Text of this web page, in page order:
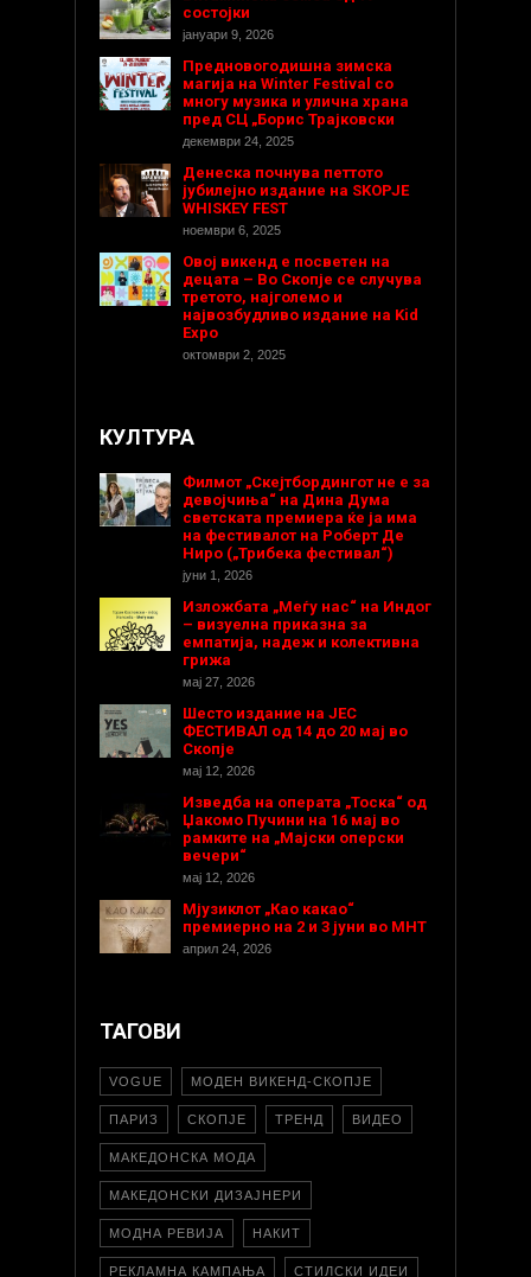
состојки
јануари 9, 2026
Предновогодишнa зимска
магија на Winter Festival со
многу музика и улична храна
пред СЦ „Борис Трајковски
декември 24, 2025
Денеска почнува петтото
јубилејно издание на SKOPJE
WHISKEY FEST
ноември 6, 2025
Овој викенд е посветен на
децата – Во Скопје се случува
третото, најголемо и
највозбудливо издание на Kid
Expo
октомври 2, 2025
КУЛТУРА
Филмот „Скејтбордингот не е за
девојчиња“ на Дина Дума
светската премиера ќе ја има
на фестивалот на Роберт Де
Ниро („Трибека фестивал“)
јуни 1, 2026
Изложбата „Меѓу нас“ на Индог
– визуелна приказна за
емпатија, надеж и колективна
грижа
мај 27, 2026
Шесто издание на ЈЕС
ФЕСТИВАЛ од 14 до 20 мај во
Скопје
мај 12, 2026
Изведба на операта „Тоска“ од
Џакомо Пучини на 16 мај во
рамките на „Мајски оперски
вечери“
мај 12, 2026
Мјузиклот „Као какао“
премиерно на 2 и 3 јуни во МНТ
април 24, 2026
ТАГОВИ
VOGUE МОДЕН ВИКЕНД-СКОПЈЕ
ПАРИЗ СКОПЈЕ ТРЕНД ВИДЕО
МАКЕДОНСКА МОДА
МАКЕДОНСКИ ДИЗАЈНЕРИ
МОДНА РЕВИЈА НАКИТ
РЕКЛАМНА КАМПАЊА СТИЛСКИ ИДЕИ